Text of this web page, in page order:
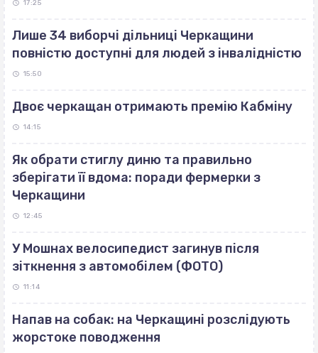
17:25
Лише 34 виборчі дільниці Черкащини
повністю доступні для людей з інвалідністю
15:50
Двоє черкащан отримають премію Кабміну
14:15
Як обрати стиглу диню та правильно
зберігати її вдома: поради фермерки з
Черкащини
12:45
У Мошнах велосипедист загинув після
зіткнення з автомобілем (ФОТО)
11:14
Напав на собак: на Черкащині розслідують
жорстоке поводження